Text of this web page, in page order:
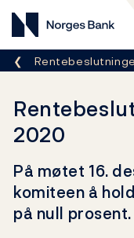
Norges Bank
Her er du nå:
2020
På møtet 16.
komiteen å
på null prosent.